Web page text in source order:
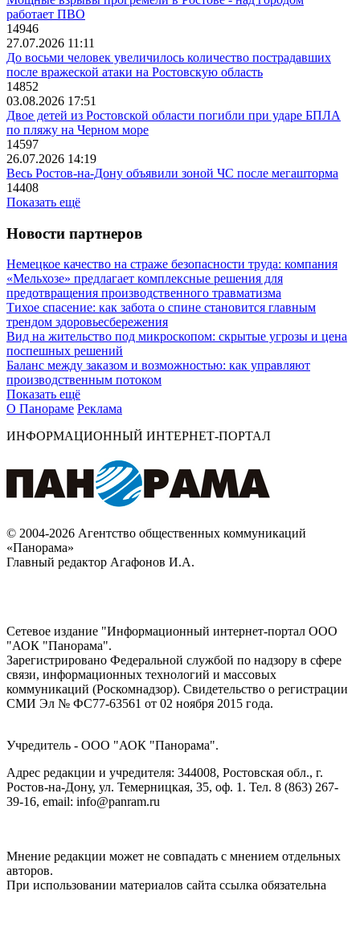
работает ПВО
14946
27.07.2026 11:11
До восьми человек увеличилось количество пострадавших
после вражеской атаки на Ростовскую область
14852
03.08.2026 17:51
Двое детей из Ростовской области погибли при ударе БПЛА
по пляжу на Черном море
14597
26.07.2026 14:19
Весь Ростов-на-Дону объявили зоной ЧС после мегашторма
14408
Показать ещё
Новости партнеров
Немецкое качество на страже безопасности труда: компания
«Мельхозе» предлагает комплексные решения для
предотвращения производственного травматизма
Тихое спасение: как забота о спине становится главным
трендом здоровьесбережения
Вид на жительство под микроскопом: скрытые угрозы и цена
поспешных решений
Баланс между заказом и возможностью: как управляют
производственным потоком
Показать ещё
О Панораме Реклама
ИНФОРМАЦИОННЫЙ ИНТЕРНЕТ-ПОРТАЛ
© 2004-2026 Агентство общественных коммуникаций
«Панорама»
Главный редактор Агафонов И.А.
Сетевое издание "Информационный интернет-портал ООО
"АОК "Панорама".
Зарегистрировано Федеральной службой по надзору в сфере
связи, информационных технологий и массовых
коммуникаций (Роскомнадзор). Cвидетельство о регистрации
СМИ Эл № ФС77-63561 от 02 ноября 2015 года.
Учредитель - ООО "АОК "Панорама".
Адрес редакции и учредителя: 344008, Ростовская обл., г.
Ростов-на-Дону, ул. Темерницкая, 35, оф. 1. Тел. 8 (863) 267-
39-16, email: info@panram.ru
Мнение редакции может не совпадать с мнением отдельных
авторов.
При использовании материалов сайта ссылка обязательна